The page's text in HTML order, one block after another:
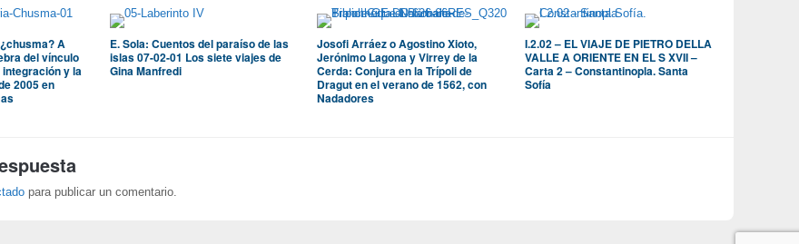
A
del vínculo
y la
2005 en
E. Sola: Cuentos del paraíso de las
islas 07-02-01 Los siete viajes de
Gina Manfredi
Josofi Arráez o Agostino Xioto,
Jerónimo Lagona y Virrey de la
Cerda: Conjura en la Trípoli de
Dragut en el verano de 1562, con
Nadadores
I.2.02 – EL VIAJE DE PIETRO DELLA
VALLE A ORIENTE EN EL S XVII –
Carta 2 – Constantinopla. Santa
Sofía
para publicar un comentario.